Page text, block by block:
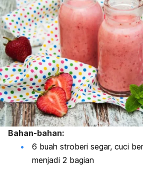
Bahan-bahan:
6 buah stroberi segar, cuci
menjadi 2 bagian